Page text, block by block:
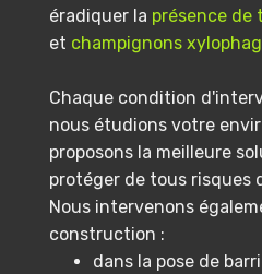
éradiquer la présence de
et champignons
Chaque condition
nous étudions votre
proposons la meilleure
protéger de tous risques
Nous intervenons
construction :
dans la pose de